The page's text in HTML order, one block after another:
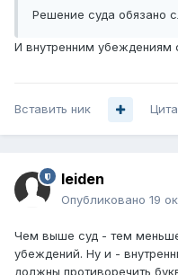
Решение суда обязано
И внутренним убеждениям
Вставить ник
leiden
Опубликовано 19
Чем выше суд - тем
убеждений. Ну и -
должны противоречить